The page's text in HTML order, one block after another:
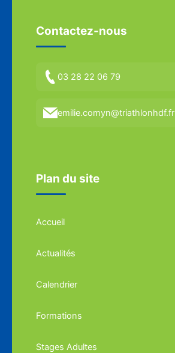
Contactez-nous
03 28 22 06 79
emilie.comyn@triathlonhdf.fr
Plan du site
Accueil
Actualités
Calendrier
Formations
Stages Adultes